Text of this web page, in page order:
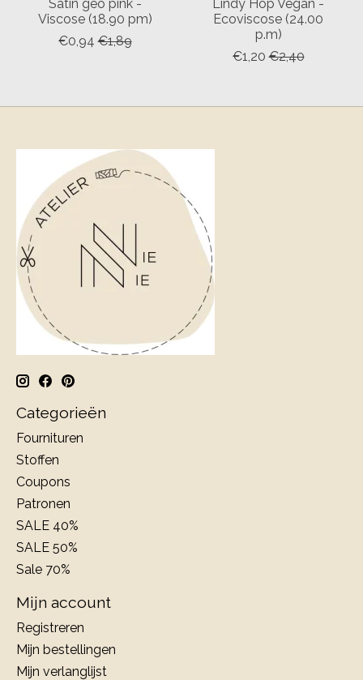
Satin geo pink -
Viscose (18.90 pm)
€0,94 €1,89
Lindy Hop Vegan -
Ecoviscose (24.00
p.m)
€1,20 €2,40
Categorieën
Fournituren
Stoffen
Coupons
Patronen
SALE 40%
SALE 50%
Sale 70%
Mijn account
Registreren
Mijn bestellingen
Mijn verlanglijst